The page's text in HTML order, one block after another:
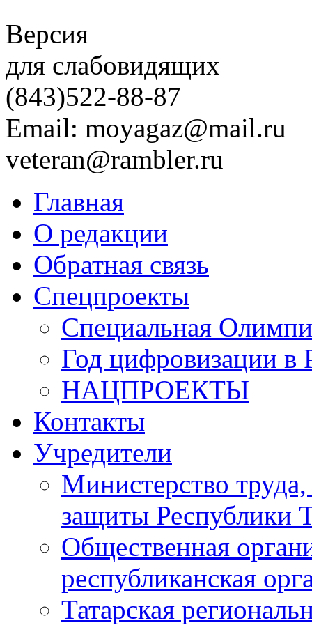
Версия
для слабовидящих
(843)522-88-87
Email: moyagaz@mail.ru
veteran@rambler.ru
Главная
О редакции
Обратная связь
Спецпроекты
Специальная
Год цифровизации в
НАЦПРОЕКТЫ
Контакты
Учредители
Министерство
защиты Республики
Общественная
республиканская
Татарская